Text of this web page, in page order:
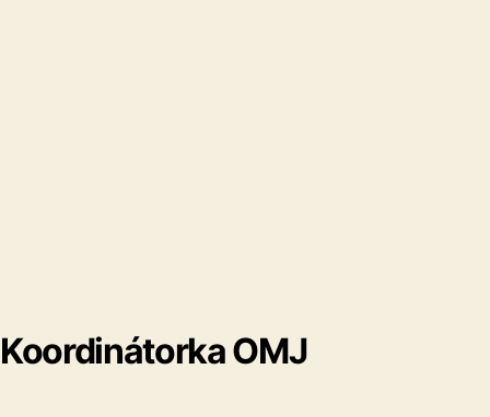
Koordinátorka OMJ